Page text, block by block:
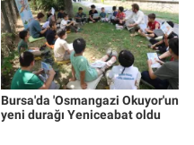
Bursa'da 'Osmangazi Okuyor'un
yeni durağı Yeniceabat oldu